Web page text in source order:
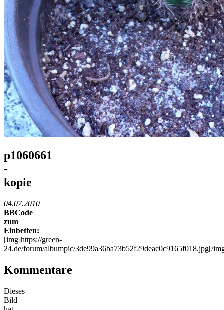
p1060661
-
kopie
04.07.2010
BBCode
zum
Einbetten:
[img]https://green-
24.de/forum/albumpic/3de99a36ba73b52f29deac0c9165f018.jpg[/
Kommentare
Dieses
Bild